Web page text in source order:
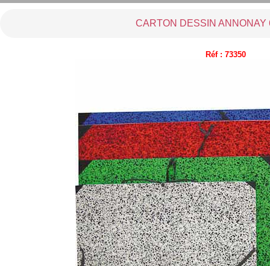
CARTON DESSIN ANNONAY
Réf : 73350